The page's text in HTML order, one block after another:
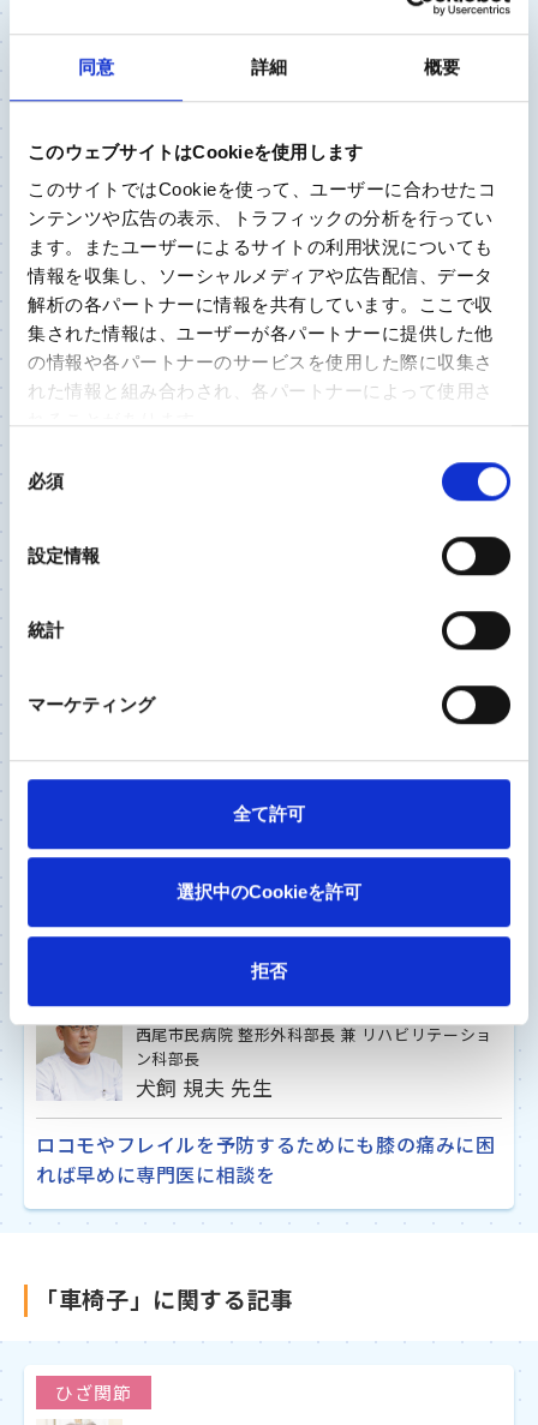
同意 詳細 概要
このウェブサイトはCookieを使用します
このサイトではCookieを使って、ユーザーに合わせたコ
ンテンツや広告の表示、トラフィックの分析を行ってい
ます。またユーザーによるサイトの利用状況についても
情報を収集し、ソーシャルメディアや広告配信、データ
解析の各パートナーに情報を共有しています。ここで収
集された情報は、ユーザーが各パートナーに提供した他
の情報や各パートナーのサービスを使用した際に収集さ
れた情報と組み合わされ、各パートナーによって使用さ
必須
設定情報
統計
マーケティング
全て許可
選択中のCookieを許可
拒否
痛みがなくても「膝が崩れる現象」は放置せずに受
診を。見落とされるリスクもある前十字靭帯（AC
L）断裂とは？
股関節
2023/9/13
いく治療を
ひざ関節
独立行政法人労働者健康安全機構 神戸労災病院
佐々木 宏 先生
金属アレルギーがあるから、歳だからと諦めていま
せんか? 膝や股関節に痛みがあれば専門医に相談
2023/8/18
西尾市民病院 整形外科部長 兼 リハビリテーショ
ン科部長
犬飼 規夫 先生
ロコモやフレイルを予防するためにも膝の痛みに困
れば早めに専門医に相談を
「車椅子」に関する記事
ひざ関節